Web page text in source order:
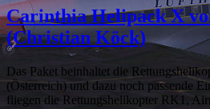
Carinthia Helipack X
(Christian Köck)
Das Paket beinhaltet die
(Österreich) und dazu noch passende
fliegen die Rettungshelikopter RK1,